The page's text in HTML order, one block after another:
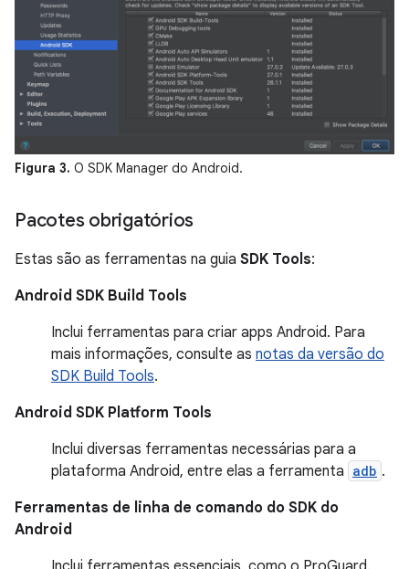
Figura 3. O SDK Manager do Android.
Pacotes obrigatórios
Estas são as ferramentas na guia SDK Tools:
Android SDK Build Tools
Inclui ferramentas para criar apps Android. Para
mais informações, consulte as notas da versão do
SDK Build Tools.
Android SDK Platform Tools
Inclui diversas ferramentas necessárias para a
plataforma Android, entre elas a ferramenta adb .
Ferramentas de linha de comando do SDK do
Android